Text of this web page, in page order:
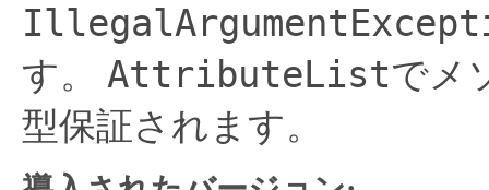
す。 AttributeListでメ
型保証されます。